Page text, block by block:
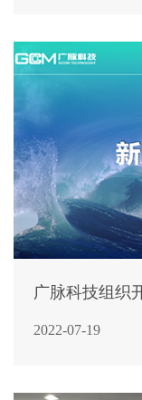
广脉科技组织
2022-07-19